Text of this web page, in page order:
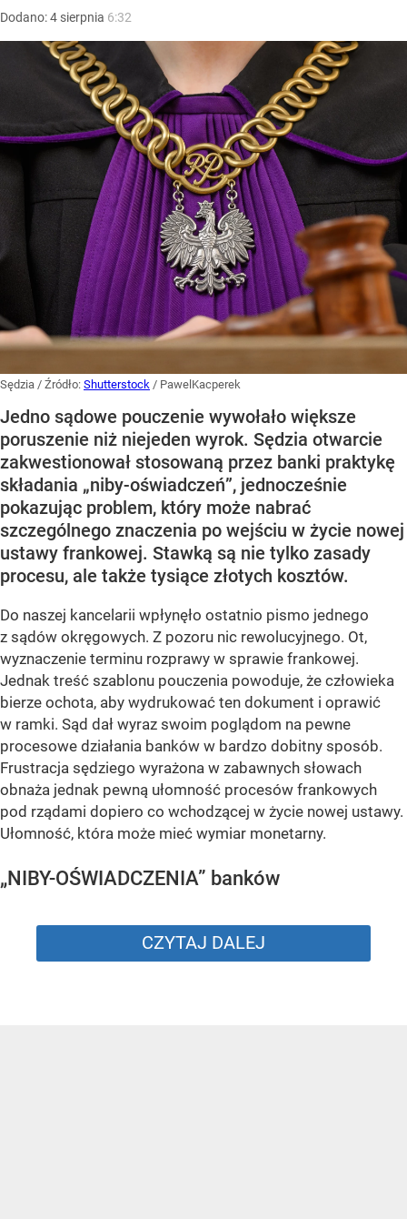
Dodano:4 sierpnia 6:32
Sędzia / Źródło: Shutterstock / PawelKacperek
Jedno sądowe pouczenie wywołało większe
poruszenie niż niejeden wyrok. Sędzia otwarcie
zakwestionował stosowaną przez banki praktykę
składania „niby-oświadczeń”, jednocześnie
pokazując problem, który może nabrać
szczególnego znaczenia po wejściu w życie nowej
ustawy frankowej. Stawką są nie tylko zasady
procesu, ale także tysiące złotych kosztów.
Do naszej kancelarii wpłynęło ostatnio pismo jednego
z sądów okręgowych. Z pozoru nic rewolucyjnego. Ot,
wyznaczenie terminu rozprawy w sprawie frankowej.
Jednak treść szablonu pouczenia powoduje, że człowieka
bierze ochota, aby wydrukować ten dokument i oprawić
w ramki. Sąd dał wyraz swoim poglądom na pewne
procesowe działania banków w bardzo dobitny sposób.
Frustracja sędziego wyrażona w zabawnych słowach
obnaża jednak pewną ułomność procesów frankowych
pod rządami dopiero co wchodzącej w życie nowej ustawy.
Ułomność, która może mieć wymiar monetarny.
„NIBY-OŚWIADCZENIA” banków
CZYTAJ DALEJ